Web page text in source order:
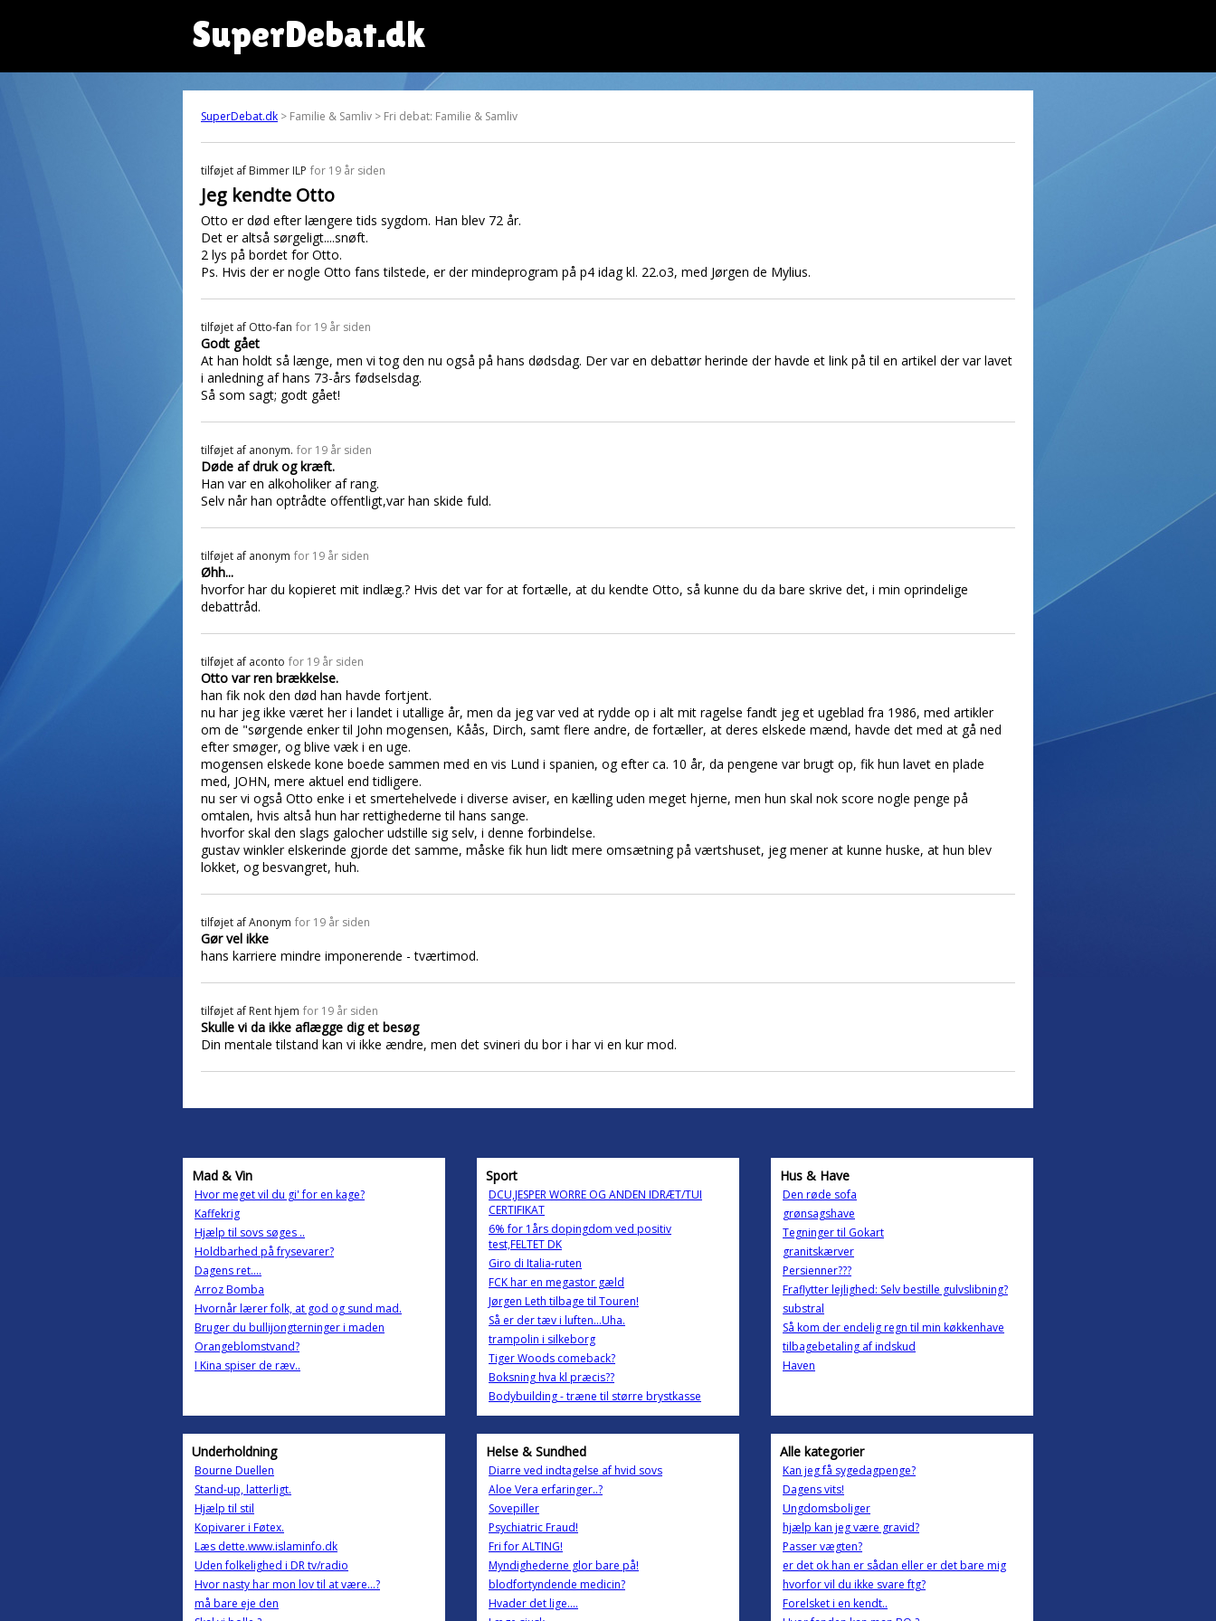
SuperDebat.dk
SuperDebat.dk > Familie & Samliv > Fri debat: Familie & Samliv
tilføjet af Bimmer ILP for 19 år siden
Jeg kendte Otto
Otto er død efter længere tids sygdom. Han blev 72 år.
Det er altså sørgeligt....snøft.
2 lys på bordet for Otto.
Ps. Hvis der er nogle Otto fans tilstede, er der mindeprogram på p4 idag kl. 22.o3, med Jørgen de Mylius.
tilføjet af Otto-fan for 19 år siden
Godt gået
At han holdt så længe, men vi tog den nu også på hans dødsdag. Der var en debattør herinde der havde et link på til en artikel der var lavet
i anledning af hans 73-års fødselsdag.
Så som sagt; godt gået!
tilføjet af anonym. for 19 år siden
Døde af druk og kræft.
Han var en alkoholiker af rang.
Selv når han optrådte offentligt,var han skide fuld.
tilføjet af anonym for 19 år siden
Øhh...
hvorfor har du kopieret mit indlæg.? Hvis det var for at fortælle, at du kendte Otto, så kunne du da bare skrive det, i min oprindelige
debattråd.
tilføjet af aconto for 19 år siden
Otto var ren brækkelse.
han fik nok den død han havde fortjent.
nu har jeg ikke været her i landet i utallige år, men da jeg var ved at rydde op i alt mit ragelse fandt jeg et ugeblad fra 1986, med artikler
om de "sørgende enker til John mogensen, Kåås, Dirch, samt flere andre, de fortæller, at deres elskede mænd, havde det med at gå ned
efter smøger, og blive væk i en uge.
mogensen elskede kone boede sammen med en vis Lund i spanien, og efter ca. 10 år, da pengene var brugt op, fik hun lavet en plade
med, JOHN, mere aktuel end tidligere.
nu ser vi også Otto enke i et smertehelvede i diverse aviser, en kælling uden meget hjerne, men hun skal nok score nogle penge på
omtalen, hvis altså hun har rettighederne til hans sange.
hvorfor skal den slags galocher udstille sig selv, i denne forbindelse.
gustav winkler elskerinde gjorde det samme, måske fik hun lidt mere omsætning på værtshuset, jeg mener at kunne huske, at hun blev
lokket, og besvangret, huh.
tilføjet afAnonym for 19 år siden
Gør vel ikke
hans karriere mindre imponerende - tværtimod.
tilføjet af Rent hjem for 19 år siden
Skulle vi da ikke aflægge dig et besøg
Din mentale tilstand kan vi ikke ændre, men det svineri du bor i har vi en kur mod.
Mad & Vin
Hvor meget vil du gi' for en kage?
Kaffekrig
Hjælp til sovs søges ..
Holdbarhed på frysevarer?
Dagens ret....
Arroz Bomba
Hvornår lærer folk, at god og sund mad.
Bruger du bullijongterninger i maden
Orangeblomstvand?
I Kina spiser de ræv..
Sport
DCU,JESPER WORRE OG ANDEN IDRÆT/TUI
CERTIFIKAT
6% for 1års dopingdom ved positiv
test,FELTET DK
Giro di Italia-ruten
FCK har en megastor gæld
Jørgen Leth tilbage til Touren!
Så er der tæv i luften...Uha.
trampolin i silkeborg
Tiger Woods comeback?
Boksning hva kl præcis??
Bodybuilding - træne til større brystkasse
Hus & Have
Den røde sofa
grønsagshave
Tegninger til Gokart
granitskærver
Persienner???
Fraflytter lejlighed: Selv bestille gulvslibning?
substral
Så kom der endelig regn til min køkkenhave
tilbagebetaling af indskud
Haven
Underholdning
Bourne Duellen
Stand-up, latterligt.
Hjælp til stil
Kopivarer i Føtex.
Læs dette.www.islaminfo.dk
Uden folkelighed i DR tv/radio
Hvor nasty har mon lov til at være...?
må bare eje den
Helse & Sundhed
Diarre ved indtagelse af hvid sovs
Aloe Vera erfaringer..?
Sovepiller
Psychiatric Fraud!
Fri for ALTING!
Myndighederne glor bare på!
blodfortyndende medicin?
Hvader det lige....
Alle kategorier
Kan jeg få sygedagpenge?
Dagens vits!
Ungdomsboliger
hjælp kan jeg være gravid?
Passer vægten?
er det ok han er sådan eller er det bare mig
hvorfor vil du ikke svare ftg?
Forelsket i en kendt..